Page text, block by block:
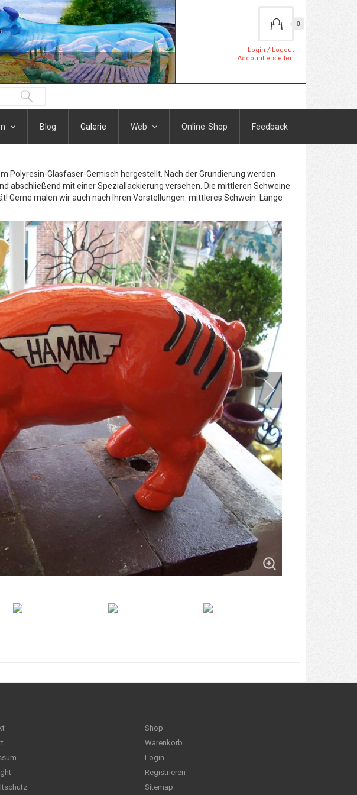
0
Login / Logout
Account erstellen
Blog Galerie Web Online-Shop Feedback
Polyresin-Glasfaser-Gemisch hergestellt. Nach der Grundierung werden
abschließend mit einer Speziallackierung versehen. Die mittleren Schweine
Gerne malen wir auch nach Ihren Vorstellungen. mittleres Schwein: Länge
Shop
Warenkorb
Login
Registrieren
Sitemap